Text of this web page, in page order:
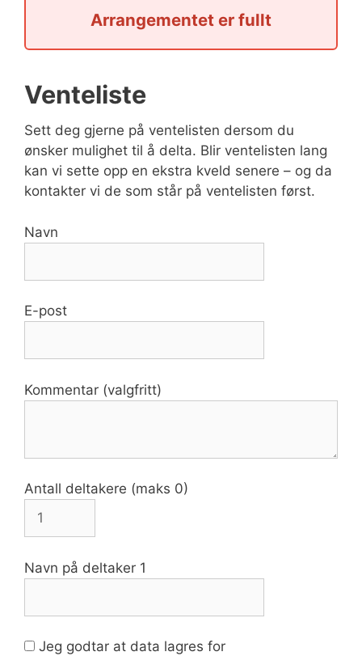
Arrangementet er fullt
Venteliste
Sett deg gjerne på ventelisten dersom du
ønsker mulighet til å delta. Blir ventelisten lang
kan vi sette opp en ekstra kveld senere – og da
kontakter vi de som står på ventelisten først.
Navn
E-post
Kommentar (valgfritt)
Antall deltakere (maks 0)
Navn på deltaker 1
Jeg godtar at data lagres for